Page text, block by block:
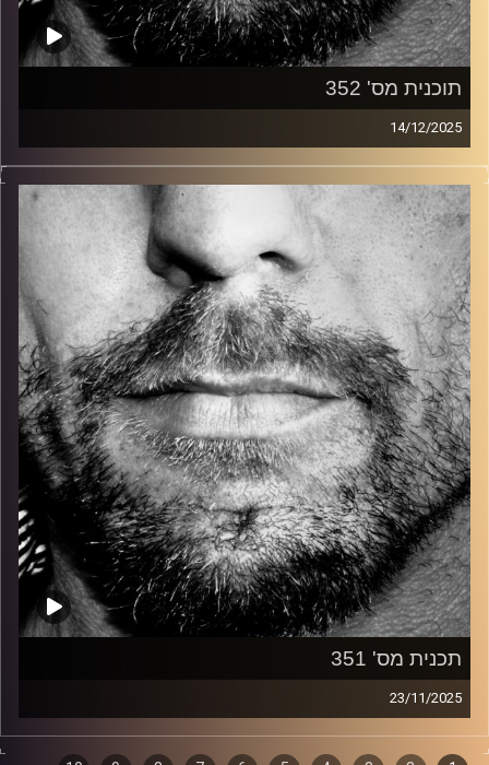
תוכנית מס' 352
14/12/2025
זיפים, מוזיקה מחוספסת של הופעות חיות. הרבה ג'אם, רוק,
בלוז, bluegrass, ג'אז, Fאנק, פרוגרסיב ואפילו אלקטרוניקה.
כל מה שחי, אמיתי ונושם.
עם שמוליק רגב.
קרדיט תמונות: David Goehring
תכנית מס' 351
23/11/2025
זיפים, מוזיקה מחוספסת של הופעות חיות. הרבה ג'אם, רוק,
בלוז, bluegrass, ג'אז, Fאנק, פרוגרסיב ואפילו אלקטרוניקה.